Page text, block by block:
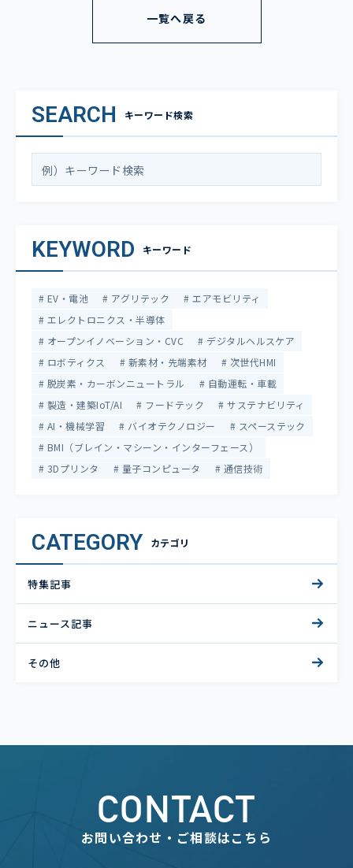
一覧へ戻る
SEARCH キーワード検索
KEYWORD キーワード
EV・電池 アグリテック
エアモビリティ
エレクトロニクス・半導体
オープンイノベーション・CVC
デジタルヘルスケア
ロボティクス
新素材・先端素材
次世代HMI
脱炭素・カーボンニュートラル
自動運転・車載
製造・建築IoT/AI
フードテック
サステナビリティ
AI・機械学習
バイオテクノロジー
スペーステック
BMI（ブレイン・マシーン・インターフェース）
3Dプリンタ
量子コンピュータ 通信技術
CATEGORY カテゴリ
特集記事
ニュース記事
その他
CONTACT
お問い合わせ・ご相談はこちら